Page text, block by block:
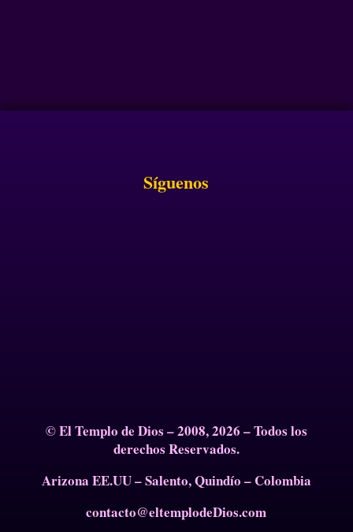
Síguenos
© El Templo de Dios – 2008, 2026 – Todos los
derechos Reservados.
Arizona EE.UU – Salento, Quindío – Colombia
contacto@eltemplodeDios.com